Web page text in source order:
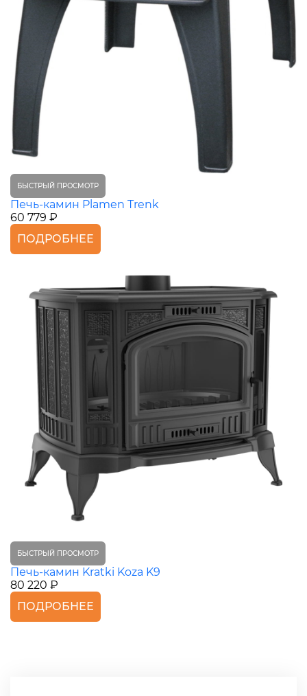
БЫСТРЫЙ ПРОСМОТР
Печь-камин Plamen Trenk
60 779 ₽
ПОДРОБНЕЕ
БЫСТРЫЙ ПРОСМОТР
Печь-камин Kratki Koza K9
80 220 ₽
ПОДРОБНЕЕ